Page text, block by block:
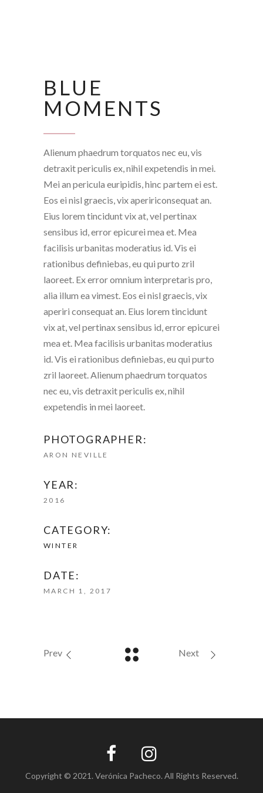
BLUE
MOMENTS
Alienum phaedrum torquatos nec eu, vis
detraxit periculis ex, nihil expetendis in mei.
Mei an pericula euripidis, hinc partem ei est.
Eos ei nisl graecis, vix apeririconsequat an.
Eius lorem tincidunt vix at, vel pertinax
sensibus id, error epicurei mea et. Mea
facilisis urbanitas moderatius id. Vis ei
rationibus definiebas, eu qui purto zril
laoreet. Ex error omnium interpretaris pro,
alia illum ea vimest. Eos ei nisl graecis, vix
aperiri consequat an. Eius lorem tincidunt
vix at, vel pertinax sensibus id, error epicurei
mea et. Mea facilisis urbanitas moderatius
id. Vis ei rationibus definiebas, eu qui purto
zril laoreet. Alienum phaedrum torquatos
nec eu, vis detraxit periculis ex, nihil
expetendis in mei laoreet.
PHOTOGRAPHER:
ARON NEVILLE
YEAR:
2016
CATEGORY:
WINTER
DATE:
MARCH 1, 2017
Prev Next
Copyright © 2021. Verónica Pacheco. All Rights Reserved.